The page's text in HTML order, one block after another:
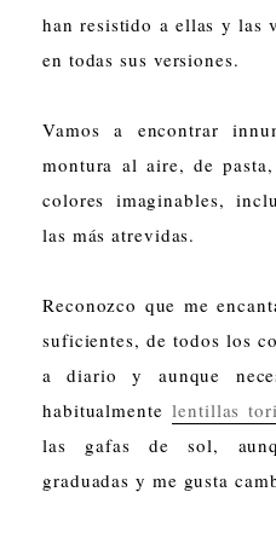
han resistido a ellas y las
en todas sus versiones.
Vamos a encontrar
montura al aire, de
colores imaginables,
las más atrevidas.
Reconozco que me
suficientes, de todos los
a diario y aunque
habitualmentelentillas
las gafas de sol,
graduadas y me gusta